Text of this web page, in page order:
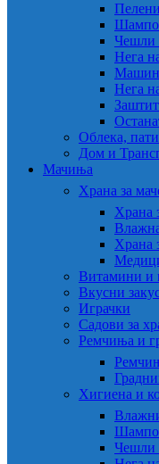
Чешли
Нега
Нега
Облека,
Дом и
Мачиња
Храна за
Храна
Храна
Витамини и
Вкусни
Играчки
Садови за
Ремчиња и
Хигиена и
Чешли